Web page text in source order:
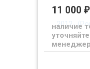
Чехлы из
для Форд
11 000 ₽
наличие